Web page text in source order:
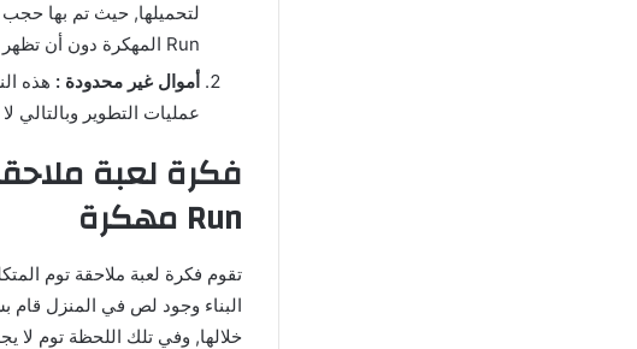
Run المهكرة دون أن تظهر أي فيديوهات إعلانية تتسبب في إزعاجه.
أموال غير محدودة : هذه
عمليات التطوير
Run مهكرة
تقوم فكرة لعبة ملاحقة توم
البناء وجود لص في المنزل قام
خلالها, وفي تلك اللحظة توم